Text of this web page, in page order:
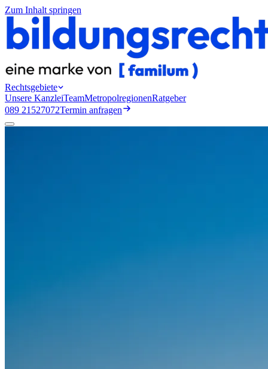
Zum Inhalt springen
Rechtsgebiete
Unsere KanzleiTeamMetropolregionenRatgeber
089 21527072Termin anfragen